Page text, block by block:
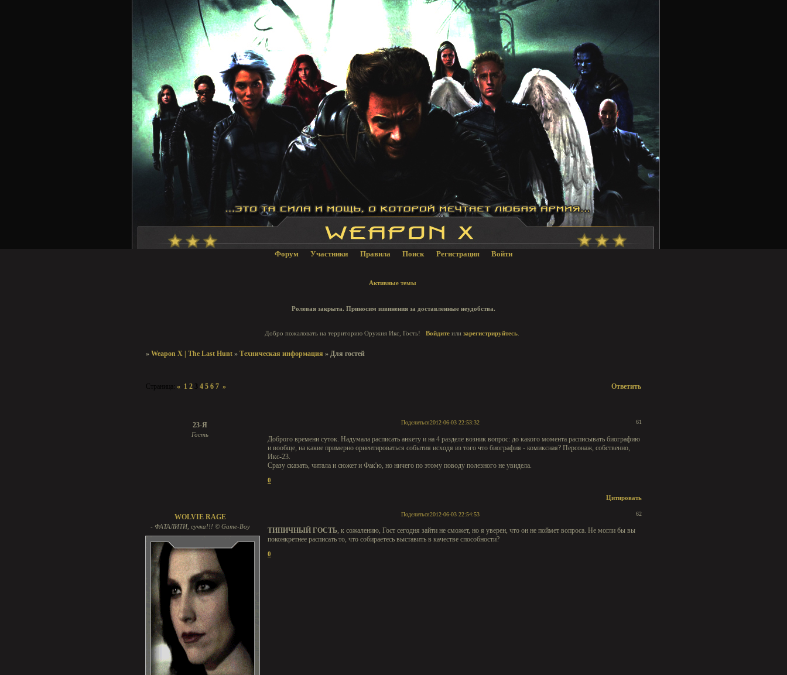
Форум Участники Правила Поиск Регистрация Войти
Активные темы
Ролевая закрыта. Приносим извинения за доставленные неудобства.
Добро пожаловать на территорию Оружия Икс, Гость! Войдитеили зарегистрируйтесь.
»Weapon X | The Last Hunt »Техническая информация » Для гостей
Страница:« 1 2 4 5 6 7 » Ответить
Поделиться 61
2012-06-03 22:53:32
23-Я
Гость
Доброго времени суток. Надумала расписать анкету и на 4 разделе возник вопрос: до какого момента расписывать биографию
и вообще, на какие примерно ориентироваться события исходя из того что биография - комиксная? Персонаж, собственно,
Икс-23.
Сразу сказать, читала и сюжет и Фак'ю, но ничего по этому поводу полезного не увидела.
0
Цитировать
Поделиться 62
2012-06-03 22:54:53
WOLVIE RAGE
- ФАТАЛИТИ, сучка!!! © Game-Boy
ТИПИЧНЫЙ ГОСТЬ, к сожалению, Гост сегодня зайти не сможет, но я уверен, что он не поймет вопроса. Не могли бы вы
поконкретнее расписать то, что собираетесь выставить в качестве способности?
0